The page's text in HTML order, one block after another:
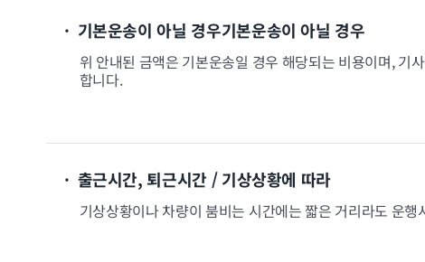
· 기본운송이 아닐 경우기본운송이 아닐 경우
위 안내된 금액은 기본운송일 경우 해당되는 비용이며, 기
합니다.
· 출근시간, 퇴근시간 / 기상상황에 따라
기상상황이나 차량이 붐비는 시간에는 짧은 거리라도 운